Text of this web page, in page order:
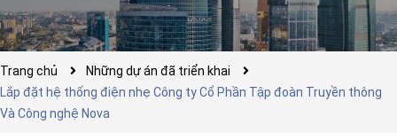
Trang chủ
Những dự án đã triển khai
Lắp đặt hệ thống điện nhẹ Công ty Cổ Phần Tập đoàn Truyền thông
Và Công nghệ Nova